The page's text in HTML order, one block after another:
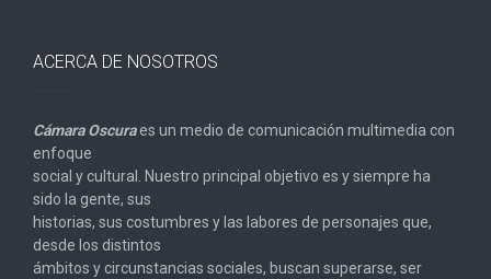
ACERCA DE NOSOTROS
Cámara Oscuraes un medio de comunicación multimedia con
enfoque
social y cultural. Nuestro principal objetivo es y siempre ha
sido la gente, sus
historias, sus costumbres y las labores de personajes que,
desde los distintos
ámbitos y circunstancias sociales, buscan superarse, ser